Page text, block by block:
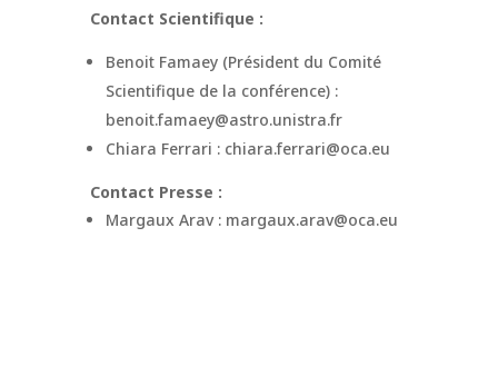
Contact Scientifique :
Benoit Famaey (Président du Comité
Scientifique de la conférence) :
benoit.famaey@astro.unistra.fr
Chiara Ferrari : chiara.ferrari@oca.eu
Contact Presse :
Margaux Arav : margaux.arav@oca.eu